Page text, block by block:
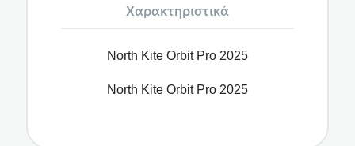
Χαρακτηριστικά
North Kite Orbit Pro 2025
North Kite Orbit Pro 2025